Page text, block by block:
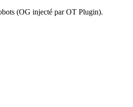
(OG injecté par OT Plugin).